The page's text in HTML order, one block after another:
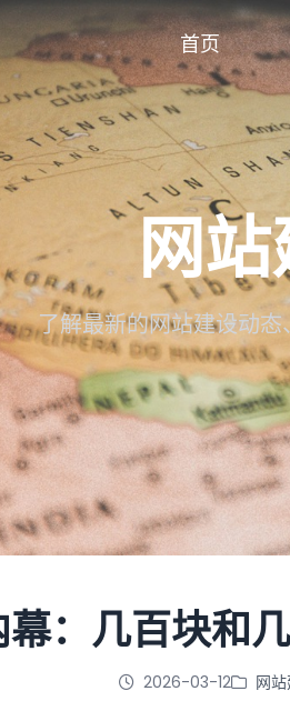
首页
网
了解最新的网站建设动
：几百块和
2026-03-12 网